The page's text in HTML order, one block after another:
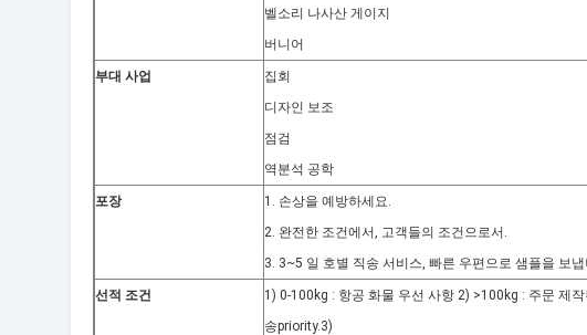
벨소리 나사산 게이지
버니어
부대 사업
집회
디자인 보조
점검
역분석 공학
포장
1. 손상을 예방하세요.
2. 완전한 조건에서, 고객들의 조건으로서.
3. 3~5 일 호별 직송 서비스, 빠른 우편으로 샘플을 보냅
선적 조건
1) 0-100kg : 항공 화물 우선 사항 2) >100kg : 주문 제
송priority.3)